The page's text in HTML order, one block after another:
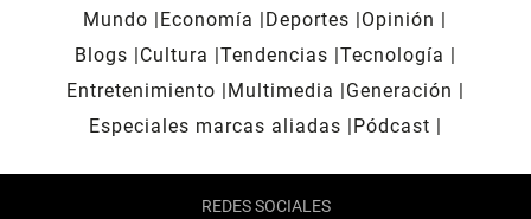
Mundo Economía Deportes
Opinión
Blogs
Cultura Tendencias Tecnología
Entretenimiento
Multimedia
Generación
Especiales marcas aliadas
Pódcast
REDES SOCIALES